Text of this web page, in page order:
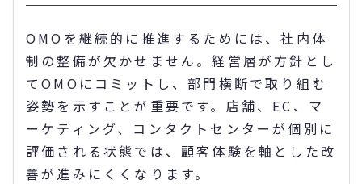
OMOを継続的に推進するためには、社内体
制の整備が欠かせません。経営層が方針とし
てOMOにコミットし、部門横断で取り組む
姿勢を示すことが重要です。店舗、EC、マ
ーケティング、コンタクトセンターが個別に
評価される状態では、顧客体験を軸とした改
善が進みにくくなります。